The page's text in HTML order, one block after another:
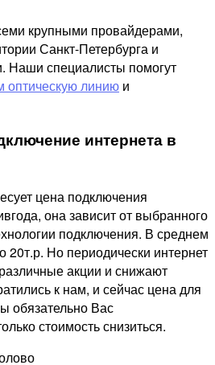
крупными провайдерами,
Санкт-Петербурга и
Наши специалисты помогут
оптическую линию и
интернета в
цена подключения
она зависит от выбранного
подключения. В среднем
20т.р. Но периодически интернет
акции и снижают
к нам, и сейчас цена для
обязательно Вас
стоимость снизиться.